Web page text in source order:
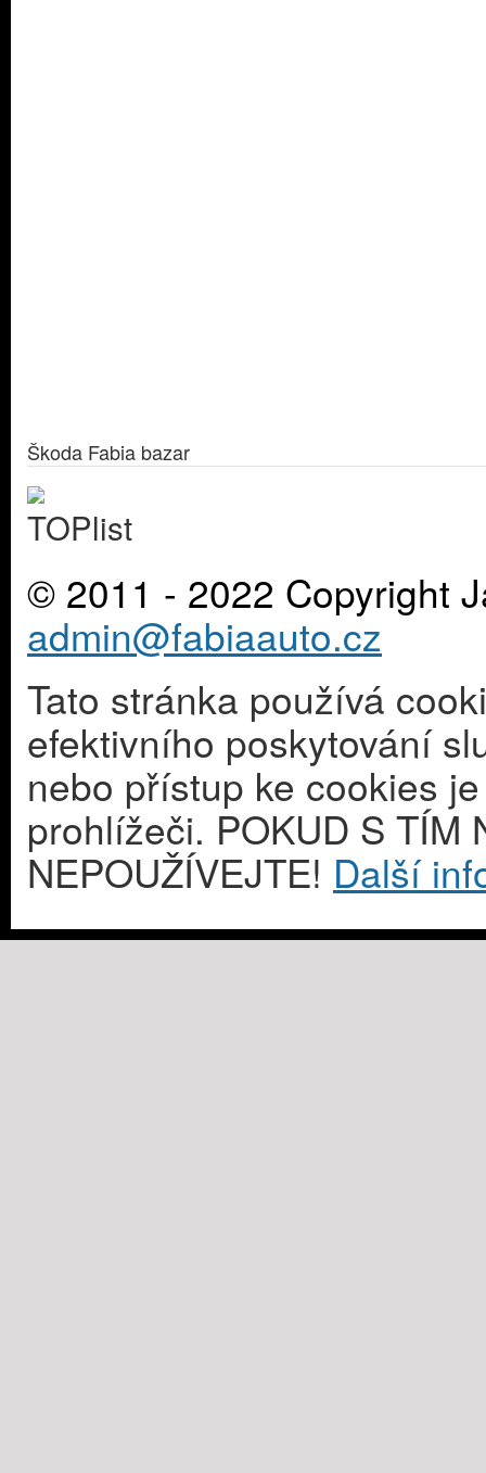
Škoda Fabia bazar
© 2011 - 2022 Copyright
admin@fabiaauto.cz
Tato stránka používá
efektivního poskytování
nebo přístup ke cookies
prohlížeči. POKUD S TÍM
NEPOUŽÍVEJTE! Další